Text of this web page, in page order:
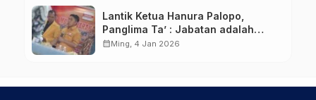
Lantik Ketua Hanura Palopo,
Panglima Ta’ : Jabatan adalah
amanah siap dipertanggung
calendar_monthMing, 4 Jan 2026